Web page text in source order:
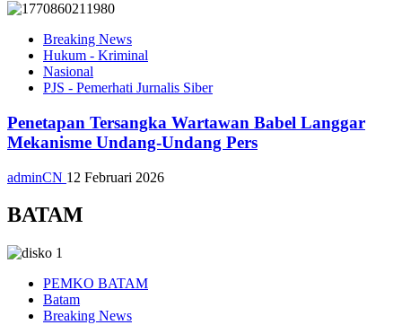
Breaking News
Hukum - Kriminal
Nasional
PJS - Pemerhati Jurnalis Siber
Penetapan Tersangka Wartawan Babel Langgar
Mekanisme Undang-Undang Pers
adminCN 12 Februari 2026
BATAM
PEMKO BATAM
Batam
Breaking News